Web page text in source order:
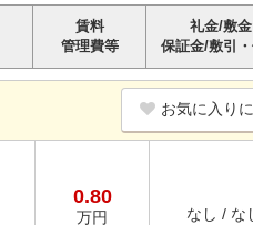
賃料
管理費等
礼金/敷金
保証金/敷引
お気に入り
0.80
万円
なし / な